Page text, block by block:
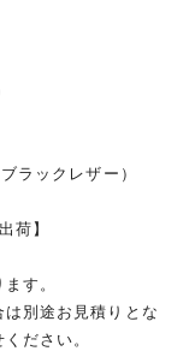
ラックレザー）
荷】
す。
別途お見積りとな
ださい。